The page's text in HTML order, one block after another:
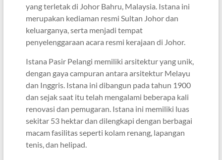
yang terletak di Johor Bahru, Malaysia. Istana ini
merupakan kediaman resmi Sultan Johor dan
keluarganya, serta menjadi tempat
penyelenggaraan acara resmi kerajaan di Johor.
Istana Pasir Pelangi memiliki arsitektur yang unik,
dengan gaya campuran antara arsitektur Melayu
dan Inggris. Istana ini dibangun pada tahun 1900
dan sejak saat itu telah mengalami beberapa kali
renovasi dan pemugaran. Istana ini memiliki luas
sekitar 53 hektar dan dilengkapi dengan berbagai
macam fasilitas seperti kolam renang, lapangan
tenis, dan helipad.